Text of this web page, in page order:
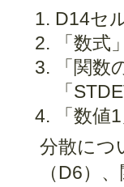
D14セ
「数
「関
「
「数
分散につ
（D6）